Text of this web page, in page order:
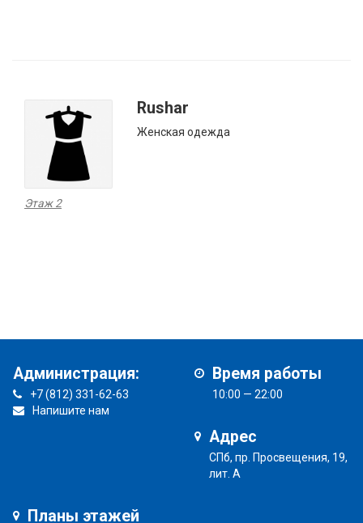
Rushar
Женская одежда
Этаж 2
Администрация:
+7 (812) 331-62-63
Напишите нам
Время работы
10:00 — 22:00
Адрес
СПб, пр. Просвещения, 19,
лит. А
Планы этажей